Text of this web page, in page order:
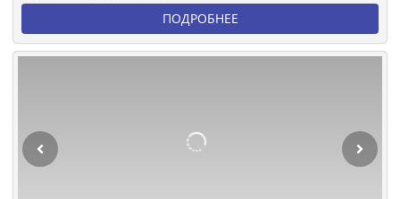
ПОДРОБНЕЕ